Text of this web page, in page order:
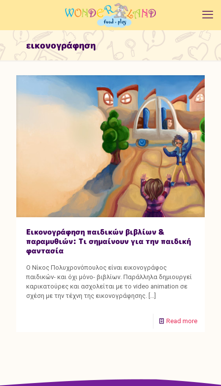
εικονογράφηση
Εικονογράφηση παιδικών βιβλίων &
παραμυθιών: Τι σημαίνουν για την παιδική
φαντασία
Ο Νίκος Πολυχρονόπουλος είναι εικονογράφος
παιδικών- και όχι μόνο- βιβλίων. Παράλληλα δημιουργεί
καρικατούρες και ασχολείται με το video animation σε
σχέση με την τέχνη της εικονογράφησης. […]
Read more